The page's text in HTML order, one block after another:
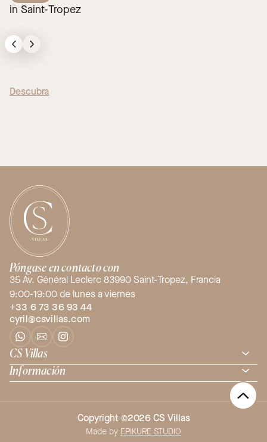
in Saint-Tropez
Descubra
Póngase en contacto con
35 Av. Général Leclerc 83990 Saint-Tropez, Francia
9:00-19:00 de lunes a viernes
+33 6 73 36 93 44
cyril@csvillas.com
CS Villas
Información
Copyright ©2026 CS Villas
Made by EPIKURE STUDIO